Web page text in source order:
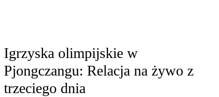
Igrzyska olimpijskie w
Pjongczangu: Relacja na żywo z
trzeciego dnia